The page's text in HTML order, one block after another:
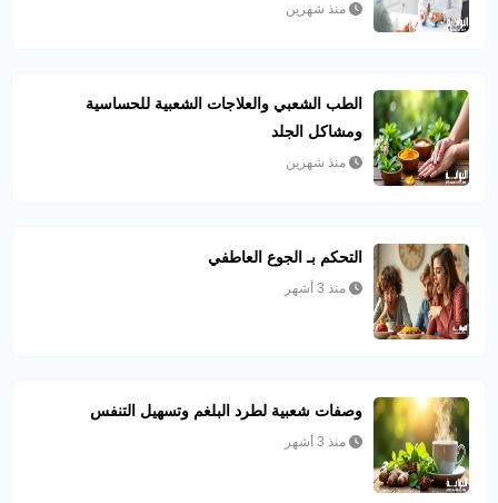
منذ شهرين
الطب الشعبي والعلاجات الشعبية للحساسية
ومشاكل الجلد
منذ شهرين
التحكم بـ الجوع العاطفي
منذ 3 أشهر
وصفات شعبية لطرد البلغم وتسهيل التنفس
منذ 3 أشهر